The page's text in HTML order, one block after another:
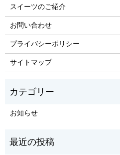
スイーツのご紹介
お問い合わせ
プライバシーポリシー
サイトマップ
お知らせ